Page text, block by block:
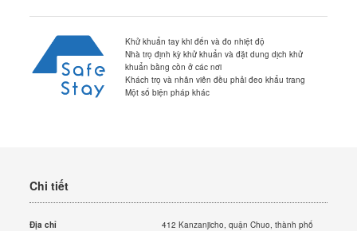
Khử khuẩn tay khi đến và đo nhiệt độ
Nhà trọ định kỳ khử khuẩn và đặt dung dịch khử
khuẩn bằng cồn ở các nơi
Khách trọ và nhân viên đều phải đeo khẩu trang
Một số biện pháp khác
Chi tiết
Địa chỉ
412 Kanzanjicho, quận Chuo, thành phố